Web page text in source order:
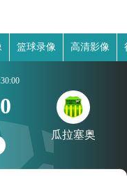
篮球录像 高清影像
0
瓜拉塞奥